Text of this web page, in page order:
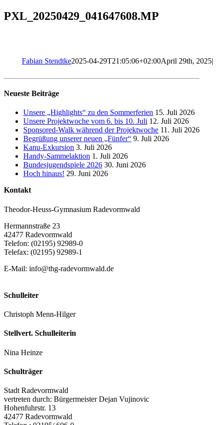
PXL_20250429_041647608.MP
Fabian Stendtke2025-04-29T21:05:06+02:00April 29th, 2025|
Neueste Beiträge
Unsere „Highlights“ zu den Sommerferien 15. Juli 2026
Unsere Projektwoche vom 6. bis 10. Juli 12. Juli 2026
Sponsored-Walk während der Projektwoche 11. Juli 2026
Begrüßung unserer neuen „Fünfer“ 9. Juli 2026
Kanu-Exkursion 3. Juli 2026
Handy-Sammelaktion 1. Juli 2026
Bundesjugendspiele 2026 30. Juni 2026
Hoch hinaus! 29. Juni 2026
Kontakt
Theodor-Heuss-Gymnasium Radevormwald
Hermannstraße 23
42477 Radevormwald
Telefon: (02195) 92989-0
Telefax: (02195) 92989-1
E-Mail: info@thg-radevormwald.de
Schulleiter
Christoph Menn-Hilger
Stellvert. Schulleiterin
Nina Heinze
Schulträger
Stadt Radevormwald
vertreten durch: Bürgermeister Dejan Vujinovic
Hohenfuhrstr. 13
42477 Radevormwald